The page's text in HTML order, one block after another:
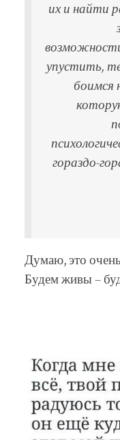
их и найти
упустить,
боимся
гораздо-
Думаю, это
Будем живы –